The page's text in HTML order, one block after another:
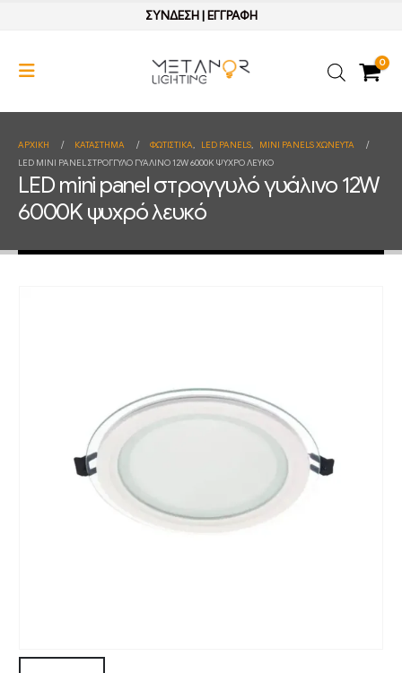
ΣΥΝΔΕΣΗ| ΕΓΓΡΑΦΗ
0
ΑΡΧΙΚΉ ΚΑΤΆΣΤΗΜΑ ΦΩΤΙΣΤΙΚΑ, LED PANELS,
MINI PANELS ΧΩΝΕΥΤΑ
LED MINI PANEL ΣΤΡΟΓΓΥΛΌ ΓΥΆΛΙΝΟ 12W 6000K ΨΥΧΡΌ ΛΕΥΚΌ
LED mini panel στρογγυλό γυάλινο 12W
6000K ψυχρό λευκό